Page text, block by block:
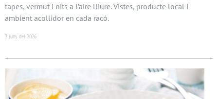
tapes, vermut i nits a l’aire lliure. Vistes, producte local i
ambient acollidor en cada racó.
2 juny del 2026